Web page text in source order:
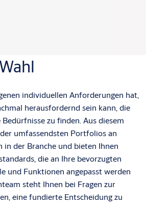
individuellen Anforderungen hat,
herausfordernd sein kann, die
zu finden. Aus diesem
umfassendsten Portfolios an
in der Branche und bieten Ihnen
die an Ihre bevorzugten
und Funktionen angepasst werden
steht Ihnen bei Fragen zur
eine fundierte Entscheidung zu